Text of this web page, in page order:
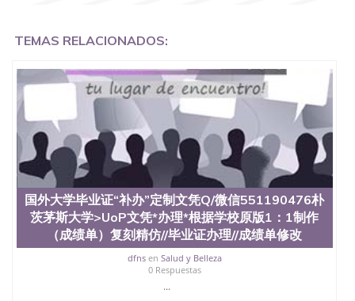
可以制作美国毕业证551190476哪里可以办理澳洲毕
551190476哪里可以办理加拿大毕业证551190476申
请学校办理假的毕业证成绩单可以吗551190476哪里
可以办理水印成绩单551190476哪里可以修改成绩单
GPA分数551190476假毕业证能查出来吗551190476
假文凭网上能查到吗551190476 如何拿到国外毕业证
QQ微信551190476办假大学毕业证QQ微信551190476
国外毕业证去哪认证QQ微信551190476找毕业证封皮
QQ微信551190476国外毕业证外壳定制QQ微信
551190476快速代办国外毕业证QQ微信551190476快
速拿到国外文凭QQ微信551190476国外留学文凭认证
QQ微信551190476国外文凭回国认证QQ微信
551190476泰国文凭办理QQ微信551190476法国留学
回国证明QQ微信551190476 国外烫金照片QQ微信
551190476外国文凭在中国有用吗QQ微信551190476
德国留学回国证明QQ微信551190476爱尔兰留学回国
证明QQ微信551190476国外硕士文凭办理QQ微信
TEMAS RELACIONADOS:
国外大学毕业证“补办”定制文凭Q/微信551190476朴
茨茅斯大学>UoP文凭*办理*根据学校原版1：1制作
（成绩单）复刻精仿//毕业证办理//成绩单修改
dfnsen Salud y Belleza
0 Respuestas
...